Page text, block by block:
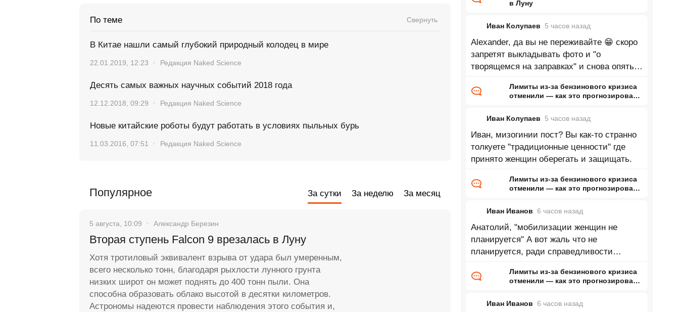
По теме Свернуть
В Китае нашли самый глубокий природный колодец в мире
22.01.2019, 12:23 Редакция Naked Science
Десять самых важных научных событий 2018 года
12.12.2018, 09:29 Редакция Naked Science
Новые китайские роботы будут работать в условиях пыльных бурь
11.03.2016, 07:51 Редакция Naked Science
Популярное За сутки За неделю За месяц
5 августа, 10:09 Александр Березин
Вторая ступень Falcon 9 врезалась в Луну
Хотя тротиловый эквивалент взрыва от удара был умеренным,
всего несколько тонн, благодаря рыхлости лунного грунта
низких широт он может поднять до 400 тонн пыли. Она
способна образовать облако высотой в десятки километров.
Астрономы надеются провести наблюдения этого события и,
в Луну
Иван Колупаев 5 часов назад
Alexander, да вы не переживайте 😁 скоро
запретят выкладывать фото и "о
творящемся на заправках" и снова опять
Лимиты из-за бензинового кризиса
отменили — как это прогнозировал
Иван Колупаев
5 часов назад
Иван, мизогинии пост? Вы как-то странно
толкуете "традиционные ценности" где
принято женщин оберегать и защищать.
Лимиты из-за бензинового кризиса
отменили — как это прогнозировал
Иван Иванов 6 часов назад
Анатолий, "мобилизации женщин не
планируется" А вот жаль что не
планируется, ради справедливости
женщин иЛимиты из-за бензинового кризиса
отменили — как это прогнозировал
Иван Иванов 6 часов назад